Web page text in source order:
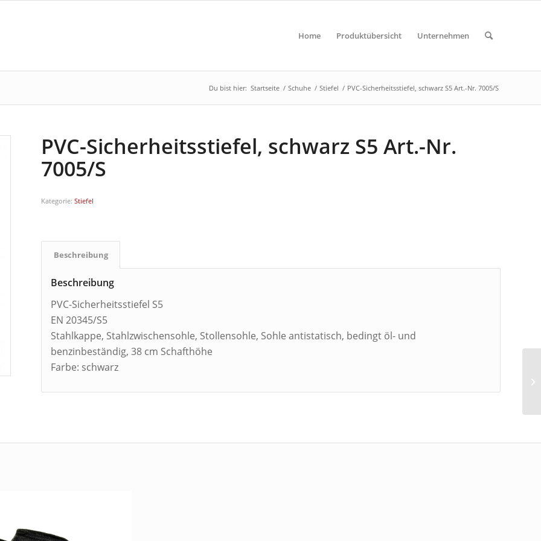
Home Produktübersicht Unternehmen
Du bist hier: Startseite / Schuhe / Stiefel / PVC-Sicherheitsstiefel, schwarz S5 Art.-Nr. 7005/S
PVC-Sicherheitsstiefel, schwarz S5 Art.-Nr.
7005/S
Kategorie:Stiefel
Beschreibung
Beschreibung
PVC-Sicherheitsstiefel S5
EN 20345/S5
Stahlkappe, Stahlzwischensohle, Stollensohle, Sohle antistatisch, bedingt öl- und
benzinbeständig, 38 cm Schafthöhe
Farbe: schwarz